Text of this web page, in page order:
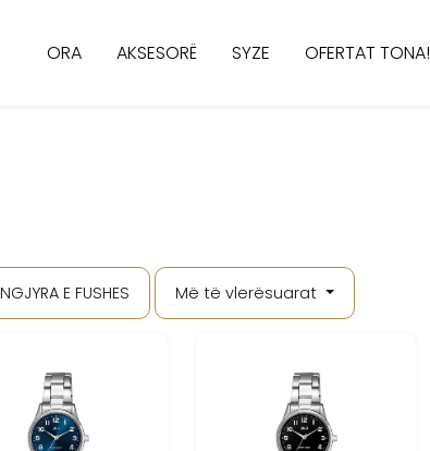
ORA AKSESORË SYZE OFERTAT TONA!
NGJYRA E FUSHES Më të vlerësuarat